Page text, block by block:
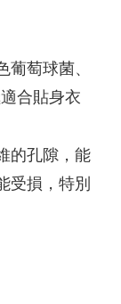
萄球菌、
適合貼身衣
的孔隙，能
受損，特別